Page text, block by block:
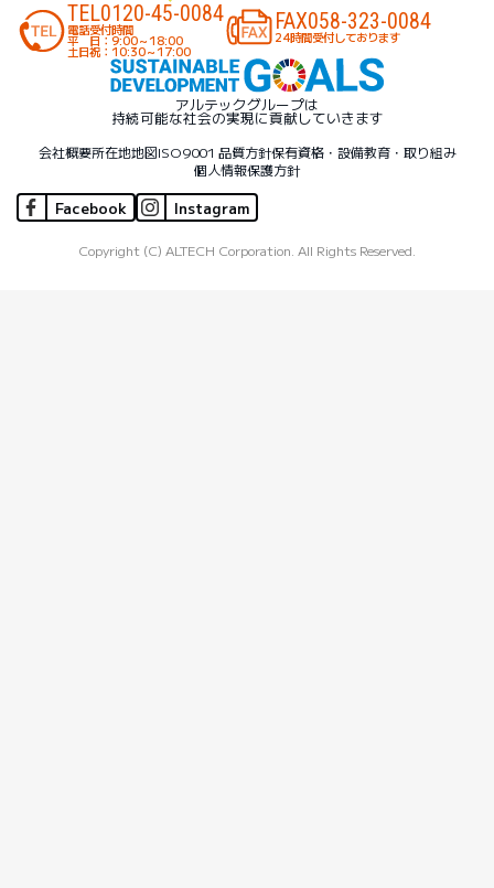
TEL0120-45-0084
電話受付時間
平 日：9:00～18:00
土日祝：10:30～17:00
FAX058-323-0084
24時間受付しております
アルテックグループは
持続可能な社会の実現に貢献していきます
会社概要所在地地図ISO9001 品質方針保有資格・設備教育・取り組み
個人情報保護方針
Facebook Instagram
Copyright (C) ALTECH Corporation. All Rights Reserved.